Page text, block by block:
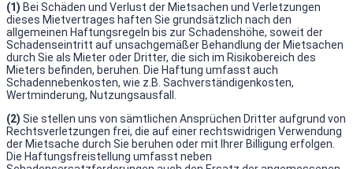
(1) Bei Schäden und Verlust der Mietsachen und Verletzungen
dieses Mietvertrages haften Sie grundsätzlich nach den
allgemeinen Haftungsregeln bis zur Schadenshöhe, soweit der
Schadenseintritt auf unsachgemäßer Behandlung der Mietsachen
durch Sie als Mieter oder Dritter, die sich im Risikobereich des
Mieters befinden, beruhen. Die Haftung umfasst auch
Schadennebenkosten, wie z.B. Sachverständigenkosten,
Wertminderung, Nutzungsausfall.
(2) Sie stellen uns von sämtlichen Ansprüchen Dritter aufgrund von
Rechtsverletzungen frei, die auf einer rechtswidrigen Verwendung
der Mietsache durch Sie beruhen oder mit Ihrer Billigung erfolgen.
Die Haftungsfreistellung umfasst neben